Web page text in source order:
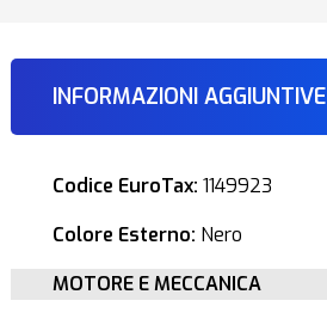
INFORMAZIONI AGGIUNTIVE
Codice EuroTax: 1149923
Colore Esterno: Nero
MOTORE E MECCANICA